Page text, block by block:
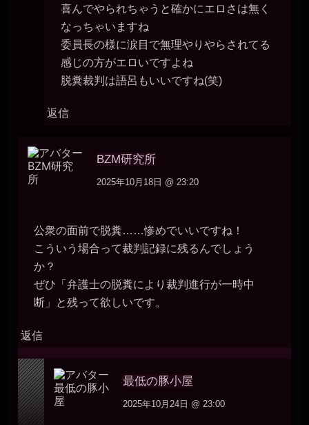
喜んでやられちゃうと確かにエロさは無く
なっちゃいますね
委員長の様に涙目で無理やりやらされてる
感じの方がエロいですよね
脱糞裁判は語呂もいいですね(笑)
返信
BZM研究所
2025年10月18日 @ 23:20
公衆の面前で脱糞……惨めでいいですね！
こういう場合って裁判記録に残るんでしょう
か？
ぜひ「弁護士の脱糞により裁判進行が一時中
断」と残って欲しいです。
返信
最低の豚小屋
2025年10月24日 @ 23:00